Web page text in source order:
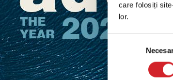
care folosiți
lor.
Selecția
consimțământului